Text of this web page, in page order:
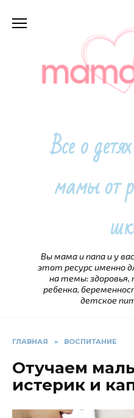
Все о
мамы от
Вы мама и папа и у
этот ресурс именно
на темы: здоровья,
ребенка,
детское
ГЛАВНАЯ » ВОСПИТАНИЕ
Отучаем
истерик и